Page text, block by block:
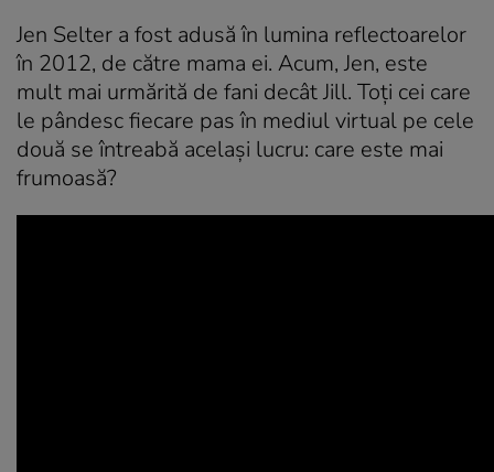
Jen Selter a fost adusă în lumina reflectoarelor
în 2012, de către mama ei. Acum, Jen, este
mult mai urmărită de fani decât Jill. Toți cei care
le pândesc fiecare pas în mediul virtual pe cele
două se întreabă același lucru: care este mai
frumoasă?